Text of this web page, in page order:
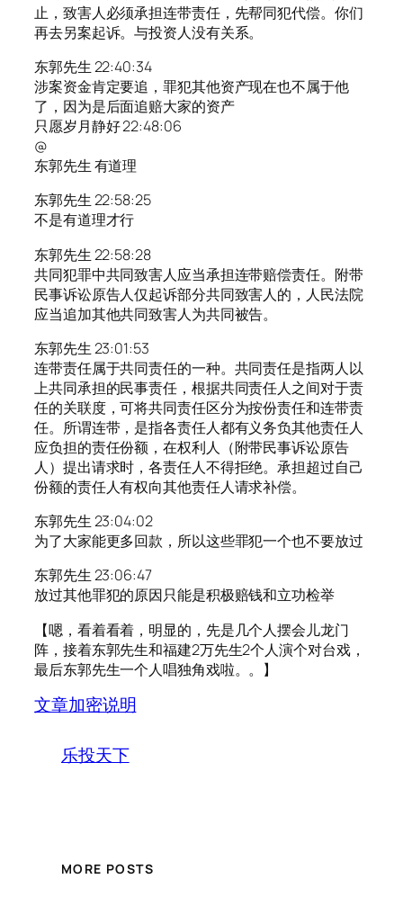
止，致害人必须承担连带责任，先帮同犯代偿。你们
再去另案起诉。与投资人没有关系。
东郭先生 22:40:34
涉案资金肯定要追，罪犯其他资产现在也不属于他
了，因为是后面追赔大家的资产
只愿岁月静好 22:48:06
@
东郭先生 有道理
东郭先生 22:58:25
不是有道理才行
东郭先生 22:58:28
共同犯罪中共同致害人应当承担连带赔偿责任。附带
民事诉讼原告人仅起诉部分共同致害人的，人民法院
应当追加其他共同致害人为共同被告。
东郭先生 23:01:53
连带责任属于共同责任的一种。共同责任是指两人以
上共同承担的民事责任，根据共同责任人之间对于责
任的关联度，可将共同责任区分为按份责任和连带责
任。所谓连带，是指各责任人都有义务负其他责任人
应负担的责任份额，在权利人（附带民事诉讼原告
人）提出请求时，各责任人不得拒绝。承担超过自己
份额的责任人有权向其他责任人请求补偿。
东郭先生 23:04:02
为了大家能更多回款，所以这些罪犯一个也不要放过
东郭先生 23:06:47
放过其他罪犯的原因只能是积极赔钱和立功检举
【嗯，看着看着，明显的，先是几个人摆会儿龙门
阵，接着东郭先生和福建2万先生2个人演个对台戏，
最后东郭先生一个人唱独角戏啦。。】
文章加密说明
乐投天下
MORE POSTS